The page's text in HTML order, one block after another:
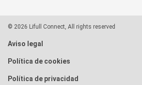
© 2026 Lifull Connect, All rights reserved
Aviso legal
Política de cookies
Política de privacidad